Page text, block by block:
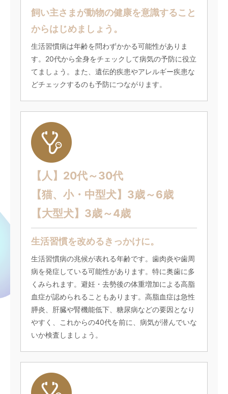
飼い主さまが動物の健康を意識すること
からはじめましょう。
生活習慣病は年齢を問わずかかる可能性がありま
す。20代から全身をチェックして病気の予防に役立
てましょう。また、遺伝的疾患やアレルギー疾患な
どチェックするのも予防につながります。
【人】20代～30代
【猫、小・中型犬】3歳～6歳
【大型犬】3歳～4歳
生活習慣を改めるきっかけに。
生活習慣病の兆候が表れる年齢です。歯肉炎や歯周
病を発症している可能性があります。特に奥歯に多
くみられます。避妊・去勢後の体重増加による高脂
血症が認められることもあります。高脂血症は急性
膵炎、肝臓や腎機能低下、糖尿病などの要因となり
やすく、これからの40代を前に、病気が潜んでいな
いか検査しましょう。